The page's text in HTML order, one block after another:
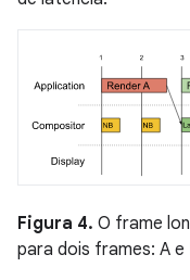
Figura 4. O frame
para dois frames: A e